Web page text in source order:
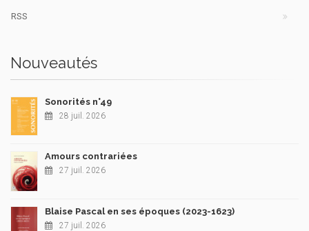
RSS
Nouveautés
Sonorités n°49
28 juil. 2026
Amours contrariées
27 juil. 2026
Blaise Pascal en ses époques (2023-1623)
27 juil. 2026